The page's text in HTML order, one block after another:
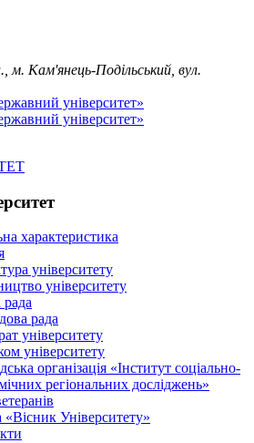
м. Кам'янець-Подільський, вул.
характеристика
університету
університету
рада
університету
університету
організація «Інститут соціально-
регіональних досліджень»
«Вісник Університету»